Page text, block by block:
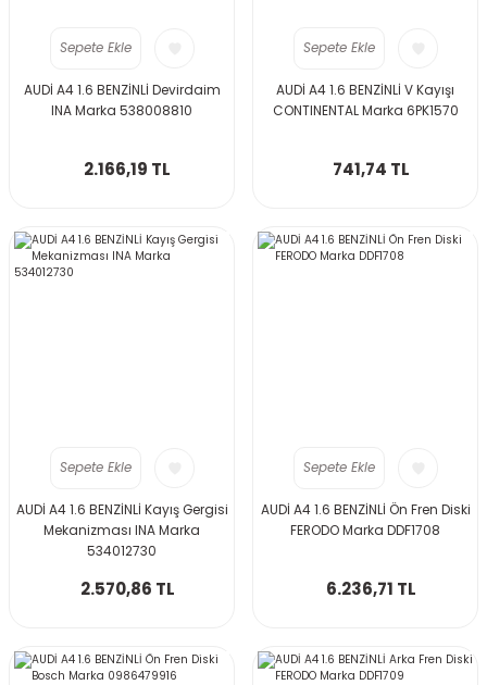
Sepete Ekle
AUDİ A4 1.6 BENZİNLİ Devirdaim
INA Marka 538008810
2.166,19 TL
Sepete Ekle
AUDİ A4 1.6 BENZİNLİ V Kayışı
CONTINENTAL Marka 6PK1570
741,74 TL
Sepete Ekle
AUDİ A4 1.6 BENZİNLİ Kayış Gergisi
Mekanizması INA Marka
534012730
2.570,86 TL
Sepete Ekle
AUDİ A4 1.6 BENZİNLİ Ön Fren Diski
FERODO Marka DDF1708
6.236,71 TL